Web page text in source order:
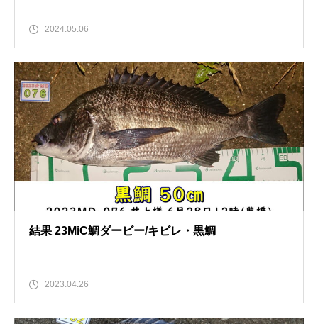
2024.05.06
結果 23MiC鯛ダービー/キビレ・黒鯛
2023.04.26